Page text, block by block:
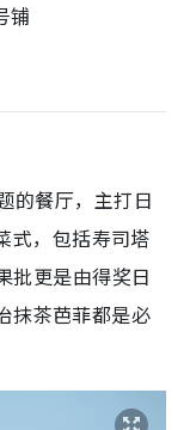
铺
的餐厅，主打日
式，包括寿司塔
批更是由得奖日
抹茶芭菲都是必